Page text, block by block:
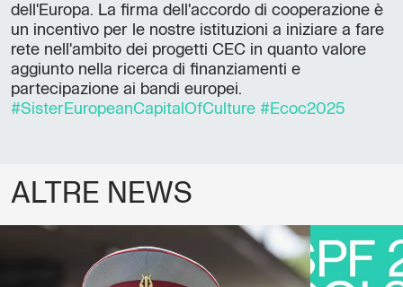
dell'Europa. La firma dell'accordo di cooperazione è
un incentivo per le nostre istituzioni a iniziare a fare
rete nell'ambito dei progetti CEC in quanto valore
aggiunto nella ricerca di finanziamenti e
partecipazione ai bandi europei.
#SisterEuropeanCapitalOfCulture #Ecoc2025
ALTRE NEWS